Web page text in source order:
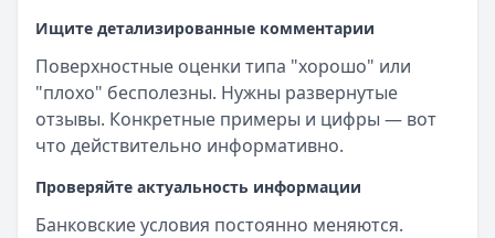
Ищите детализированные комментарии
Поверхностные оценки типа "хорошо" или
"плохо" бесполезны. Нужны развернутые
отзывы. Конкретные примеры и цифры — вот
что действительно информативно.
Проверяйте актуальность информации
Банковские условия постоянно меняются.